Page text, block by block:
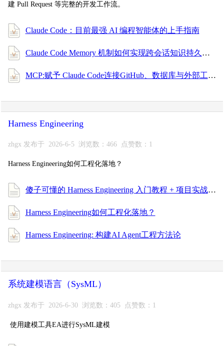
建 Pull Request 等完整的开发工作流。
Claude Code：目前最强 AI 编程智能体的上手指南
Claude Code Memory 机制如何实现跨会话知识持久化
MCP:赋予 Claude Code连接GitHub、数据库与外部工具
Harness Engineering
zhgx 发布于 2026-6-5 浏览数：466 点赞数：1
Harness Engineering如何工程化落地？
傻子可懂的 Harness Engineering 入门教程 + 项目实战，一次搞懂 AI 编程工程化！
Harness Engineering如何工程化落地？
Harness Engineering: 构建AI Agent工程方法论
系统建模语言（SysML）
zhgx 发布于 2026-6-30 浏览数：405 点赞数：1
使用建模工具EA进行SysML建模